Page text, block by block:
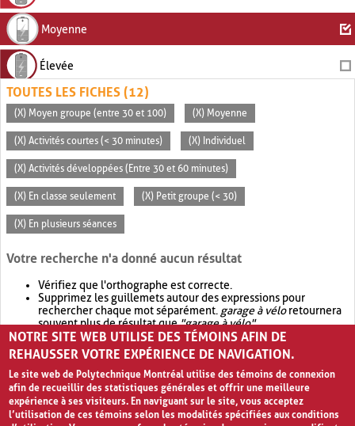
Moyenne
Élevée
TOUTES LES FICHES (12)
(X) Moyen groupe (entre 30 et 100) (X) Moyenne
(X) Activités courtes (< 30 minutes) (X) Individuel
(X) Activités développées (Entre 30 et 60 minutes)
(X) En classe seulement (X) Petit groupe (< 30)
(X) En plusieurs séances
Votre recherche n'a donné aucun résultat
Vérifiez que l'orthographe est correcte.
Supprimez les guillemets autour des expressions pour
rechercher chaque mot séparément. garage à véloretournera
souvent plus de résultat que"garage à vélo".
Envisagez d'élargir votre recherche avec OR.garage OR vélo
retournera souvent plus de résultat quegarage à vélo
NOTRE SITE WEB UTILISE DES TÉMOINS AFIN DE
REHAUSSER VOTRE EXPÉRIENCE DE NAVIGATION.
Le site web de Polytechnique Montréal utilise des témoins de connexion
afin de recueillir des statistiques générales et offrir une meilleure
expérience à ses visiteurs. En naviguant sur le site, vous acceptez
l’utilisation de ces témoins selon les modalités spécifiées aux conditions